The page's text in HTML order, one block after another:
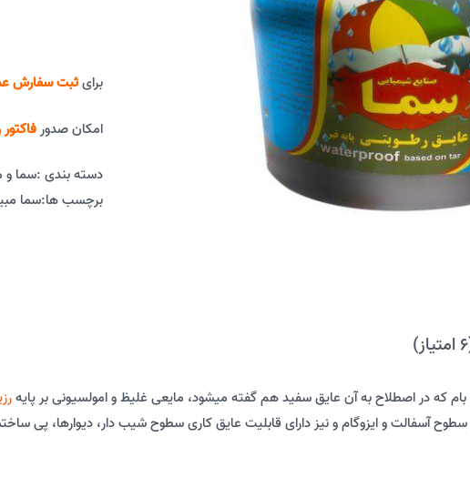
برایثبت سفارش
امکان صدور
دسته بندی :سما و
برچسب ها:سما
که در اصطلاح به آن عایق سفید هم گفته میشود، مایعی غلیظ و امولسیونی بر پایه
آسفالت و ایزوگام و نیز دارای قابلیت عایق کاری سطوح شیب دار، دیوارها، پی